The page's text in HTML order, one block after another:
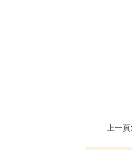
上一頁: